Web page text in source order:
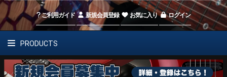
ご利用ガイド 新規会員登録 お気に入り ログイン
PRODUCTS